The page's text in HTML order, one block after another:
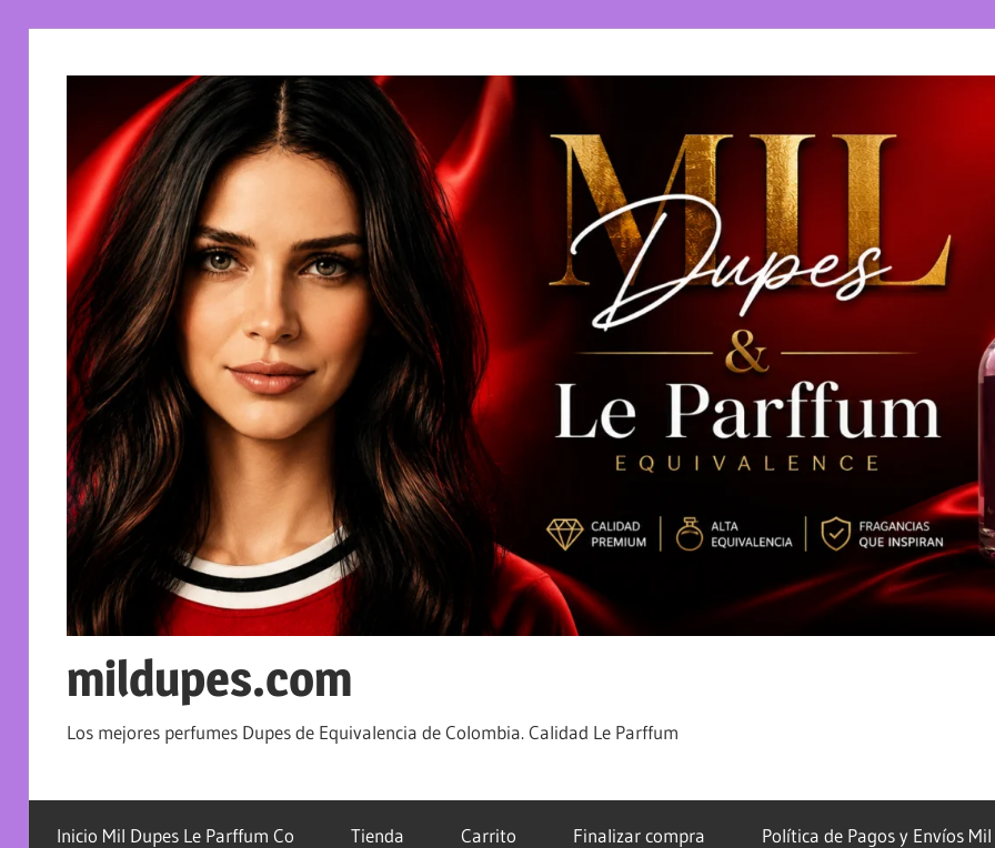
mildupes.com
Los mejores perfumes Dupes de Equivalencia de Colombia. Calidad Le Parffum
Inicio Mil Dupes Le Parffum Co Tienda Carrito Finalizar compra Política de Pagos y Envíos